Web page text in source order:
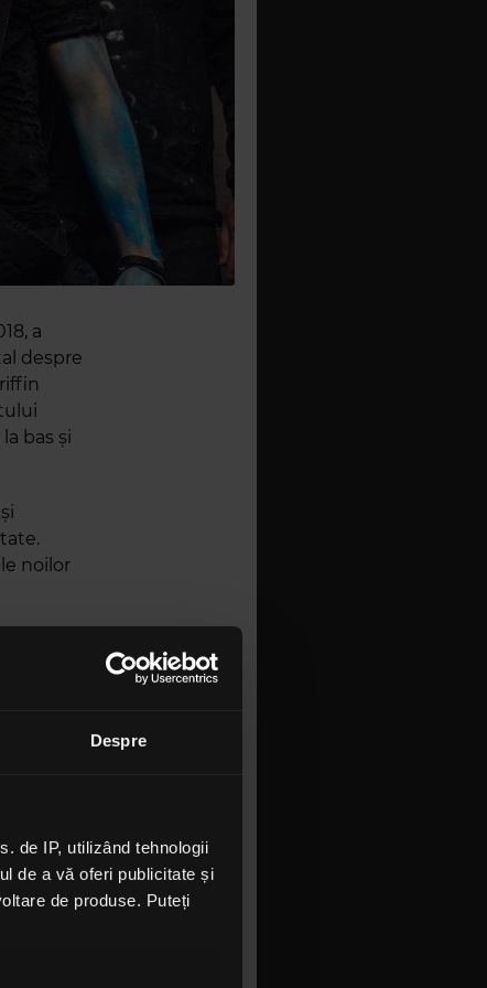
Despre
de IP, utilizând tehnologii
de a vă oferi publicitate și
de produse. Puteți
a
despre
bas și
noilor
fost
o